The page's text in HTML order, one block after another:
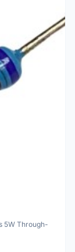
5W Through-